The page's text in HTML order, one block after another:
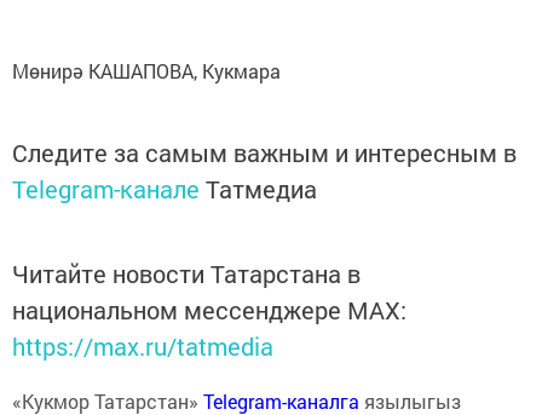
Мөнирә КАШАПОВА, Кукмара
Следите за самым важным и интересным в
Telegram-канале Татмедиа
Читайте новости Татарстана в
национальном мессенджере MАХ:
https://max.ru/tatmedia
«Кукмор Татарстан» Telegram-каналга язылыгыз